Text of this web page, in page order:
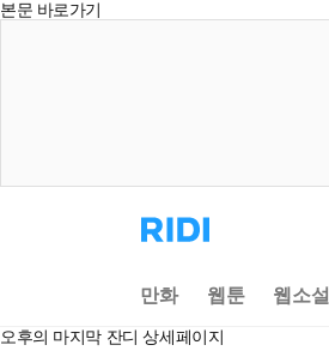
본문 바로가기
리
디
으
로
동
만화 웹툰 웹소설
오후의 마지막 잔디 상세페이지